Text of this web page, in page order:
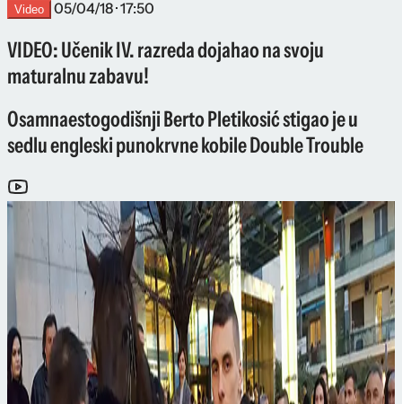
Video 05/04/18 · 17:50
VIDEO: Učenik IV. razreda dojahao na svoju
maturalnu zabavu!
Osamnaestogodišnji Berto Pletikosić stigao je u
sedlu engleski punokrvne kobile Double Trouble